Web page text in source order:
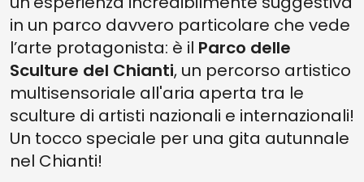
in un parco davvero particolare che vede
l’arte protagonista: è il Parco delle
Sculture del Chianti, un percorso artistico
multisensoriale all'aria aperta tra le
sculture di artisti nazionali e internazionali!
Un tocco speciale per una gita autunnale
nel Chianti!